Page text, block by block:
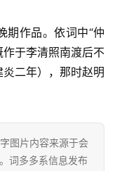
期作品。依词中“仲
作于李清照南渡后不
二年），那时赵明
图片内容来源于会
词多多系信息发布